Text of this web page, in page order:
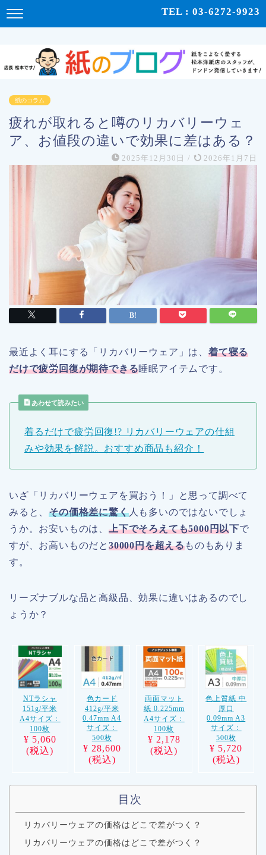
TEL : 03-6272-9923
紙のコラム
疲れが取れると噂のリカバリーウェ
ア、お値段の違いで効果に差はある？
2025年12月30日 / 2026年1月7日
最近よく耳にする「リカバリーウェア」は、 着て寝る
だけで疲労回復が期待できる睡眠アイテムです。
あわせて読みたい
着るだけで疲労回復!? リカバリーウェアの仕組
みや効果を解説。おすすめ商品も紹介！
いざ「リカバリーウェアを買おう！」と思って調べて
みると、その価格差に驚く人も多いのではないでしょ
うか。お安いものは、 上下でそろえても5000円以下で
すが、お高いものだと 30000円を超えるものもありま
す。
リーズナブルな品と高級品、効果に違いはあるのでし
ょうか？
NTラシャ
151g/平米
A4サイズ：
100枚
¥ 5,060
(税込)
色カード
412g/平米
0.47mm A4
サイズ：
500枚
¥ 28,600
(税込)
両面マット
紙 0.225mm
A4サイズ：
100枚
¥ 2,178
(税込)
色上質紙 中
厚口
0.09mm A3
サイズ：
500枚
¥ 5,720
(税込)
目次
リカバリーウェアの価格はどこで差がつく？
リカバリーウェアの価格はどこで差がつく？